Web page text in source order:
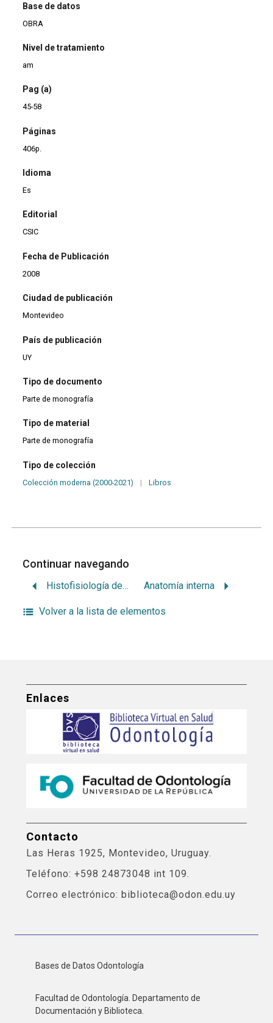
Base de datos
OBRA
Nivel de tratamiento
am
Pag (a)
45-58
Páginas
406p.
Idioma
Es
Editorial
CSIC
Fecha de Publicación
2008
Ciudad de publicación
Montevideo
País de publicación
UY
Tipo de documento
Parte de monografía
Tipo de material
Parte de monografía
Tipo de colección
Colección moderna (2000-2021) | Libros
Continuar navegando
Histofisiología del complejo dentinopulpar y los tejidos periapicales Anatomía interna
Volver a la lista de elementos
Enlaces
Contacto
Las Heras 1925, Montevideo, Uruguay.
Teléfono: +598 24873048 int 109.
Correo electrónico: biblioteca@odon.edu.uy
Bases de Datos Odontología
Facultad de Odontología. Departamento de
Documentación y Biblioteca.